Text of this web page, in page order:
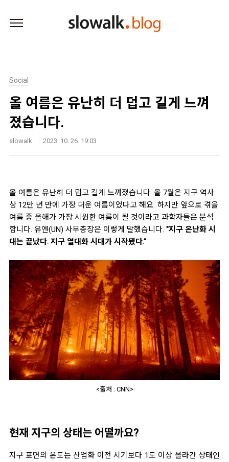
Social
올 여름은 유난히 더 덥고 길게 느껴
졌습니다.
slowalk 2023. 10. 26. 19:03
올 여름은 유난히 더 덥고 길게 느껴졌습니다. 올 7월은 지구 역사
상 12만 년 만에 가장 더운 여름이었다고 해요. 하지만 앞으로 겪을
여름 중 올해가 가장 시원한 여름이 될 것이라고 과학자들은 분석
합니다. 유엔(UN) 사무총장은 이렇게 말했습니다. "지구 온난화 시
대는 끝났다. 지구 열대화 시대가 시작됐다."
<출처 : CNN>
현재 지구의 상태는 어떨까요?
지구 표면의 온도는 산업화 이전 시기보다 1도 이상 올라간 상태인